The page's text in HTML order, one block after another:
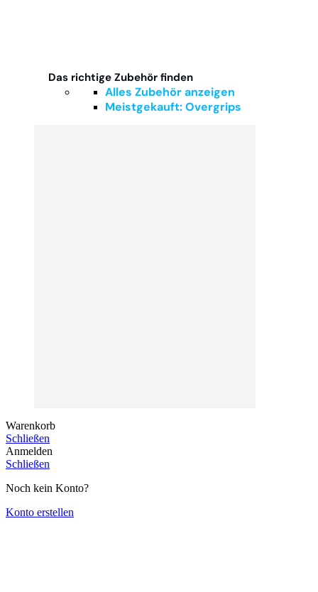
Das richtige Zubehör finden
Alles Zubehör anzeigen
Meistgekauft: Overgrips
Warenkorb
Schließen
Anmelden
Schließen
Noch kein Konto?
Konto erstellen